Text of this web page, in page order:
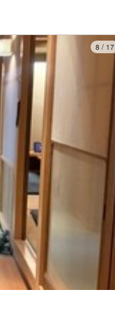
8 / 17
件有り)